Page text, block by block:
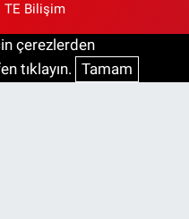
TE Bilişim
çerezlerden
tıklayın. Tamam